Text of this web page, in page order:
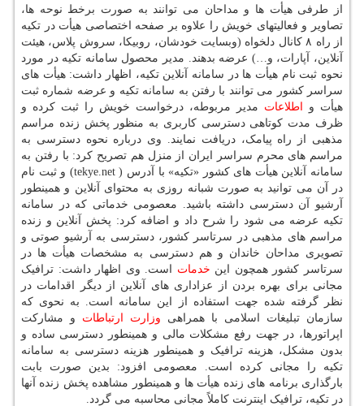
از طرفی هیأت ها و مداحان می توانند به صورت برخط نوحه ها،
تصاویر و فعالیتهای خویش را علاوه بر صفحه اختصاصی هیأت در تکیه
از راه ۸ کانال دلخواه (وبسایت خودشان، روبیکا، سروش پلاس، هیئت
آنلاین، آپارات، و…) عرضه بدهند. مدیر محصول سامانه تکیه در مورد
نحوه ثبت نام هیأت ها در سامانه آنلاین تکیه، اظهار داشت: هیأت های
سراسر کشور می توانند با رفتن به سامانه تکیه و عرضه شماره ثبت
هیأت و
اطلاعات مدیر مربوطه، درخواست خویش را ثبت کرده و
ظرف مدت کوتاهی دسترسی کاربری به منظور پخش زنده مراسم
مذهبی از راه پیامک، دریافت نمایند. وی درباره نحوه دسترسی به
مراسم های محرم سراسر ایران از منزل هم تصریح کرد: با رفتن به
سامانه آنلاین هیأت های کشور «تکیه» با آدرس ( tekye.net) و ثبت نام
در آن می توانید به صورت شبانه روزی به محتوای آنلاین و همینطور
آرشیو آن دسترسی داشته باشید. معصومی خدماتی که در سامانه
تکیه عرضه می شود را شرح داد و اضافه کرد: پخش آنلاین و زنده
مراسم های مذهبی در سرتاسر کشور، دسترسی به آرشیو صوتی و
تصویری مداحان خاندان و هم دسترسی به مشخصات هیأت ها در
سرتاسر کشور همچون این خدمات است. وی اظهار داشت: ترافیک
مجانی برای بهره بردن از عزاداری های آنلاین از دیگر اقدامات در
نظر گرفته شده جهت استفاده از این سامانه است. به نحوی که
سازمان تبلیغات اسلامی با همراهی وزارت ارتباطات و مشارکت
اپراتورها، در جهت رفع مشکلات مالی و همینطور دسترسی ساده و
بدون مشکل، هزینه ترافیک و همینطور هزینه دسترسی به سامانه
تکیه را مجانی کرده است. معصومی افزود: بدین صورت بابت
بارگذاری برنامه های زنده هیأت ها و همینطور مشاهده پخش زنده آنها
در تکیه، ترافیک اینترنت کاملاً مجانی محاسبه می گردد.